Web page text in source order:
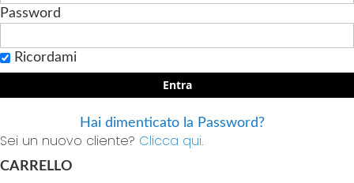
Password
Ricordami
Entra
Hai dimenticato la Password?
Sei un nuovo cliente? Clicca qui.
CARRELLO